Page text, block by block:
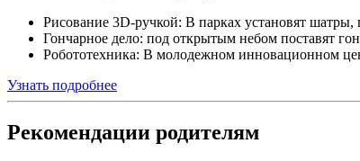
Рисование 3D-ручкой: В парках установят шатры,
Гончарное дело: под открытым небом поставят
Робототехника: В молодежном инновационном
Узнать подробнее
Рекомендации родителям